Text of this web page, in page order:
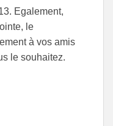
Egalement,
le
à vos amis
le souhaitez.